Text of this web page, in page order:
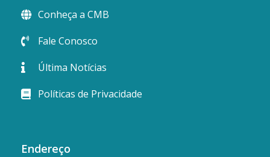
Conheça a CMB
Fale Conosco
Última Notícias
Políticas de Privacidade
Endereço